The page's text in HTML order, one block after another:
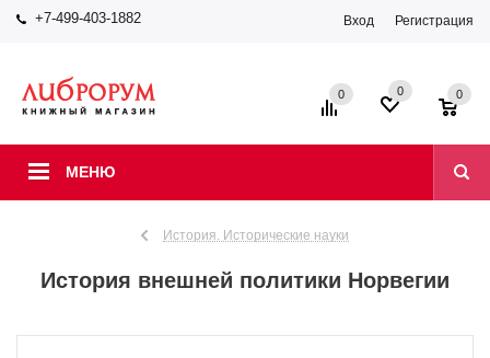
+7-499-403-1882 Вход Регистрация
МЕНЮ
0 0 0
История. Исторические науки
История внешней политики Норвегии